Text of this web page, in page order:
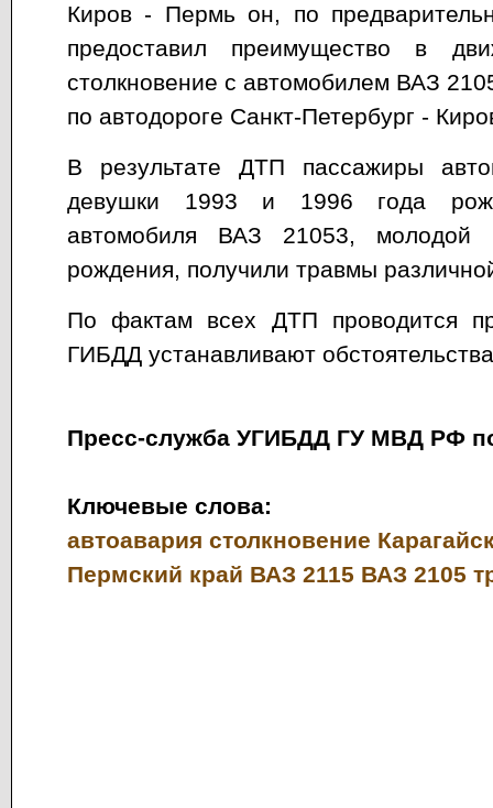
Киров - Пермь он, по
предоставил преимущество в
столкновение с автомобилем ВАЗ
по автодороге Санкт-Петербург -
В результате ДТП пассажиры
девушки 1993 и 1996 года
автомобиля ВАЗ 21053, молодой
рождения, получили травмы
По фактам всех ДТП проводится
ГИБДД устанавливают
Пресс-служба УГИБДД ГУ МВД РФ
Ключевые слова:
автоавария столкновение
Пермский край ВАЗ 2115 ВАЗ 2105